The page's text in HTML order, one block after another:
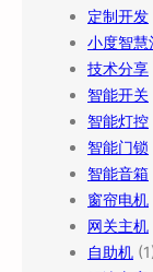
定制开发
小度智慧
技术分享
智能开关
智能灯控
智能门锁
智能音箱
窗帘电机
网关主机
自助机